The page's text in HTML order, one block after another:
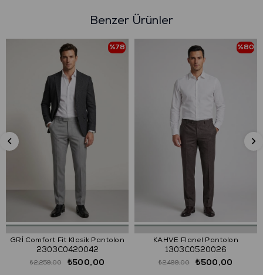
Benzer Ürünler
GRİ Comfort Fit Klasik Pantolon
2303C0420042
₺500,00
₺2.259,00
%78
KAHVE Flanel Pantolon
1303C0520026
₺500,00
₺2.499,00
%80